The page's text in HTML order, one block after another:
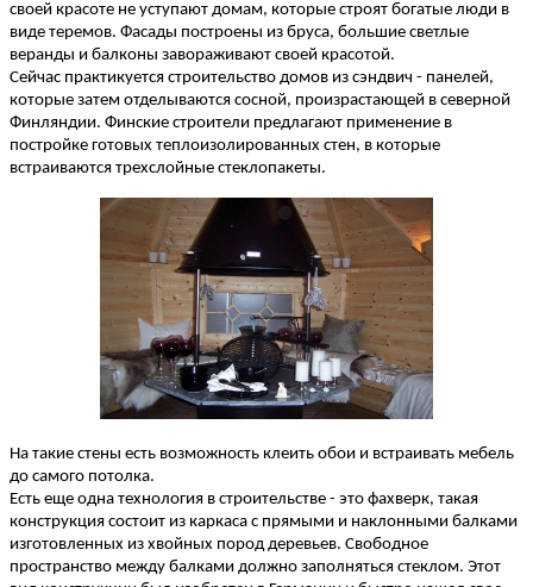
своей красоте не уступают домам, которые строят богатые люди в
виде теремов. Фасады построены из бруса, большие светлые
веранды и балконы завораживают своей красотой.
Сейчас практикуется строительство домов из сэндвич - панелей,
которые затем отделываются сосной, произрастающей в северной
Финляндии. Финские строители предлагают применение в
постройке готовых теплоизолированных стен, в которые
встраиваются трехслойные стеклопакеты.
На такие стены есть возможность клеить обои и встраивать мебель
до самого потолка.
Есть еще одна технология в строительстве - это фахверк, такая
конструкция состоит из каркаса с прямыми и наклонными балками
изготовленных из хвойных пород деревьев. Свободное
пространство между балками должно заполняться стеклом. Этот